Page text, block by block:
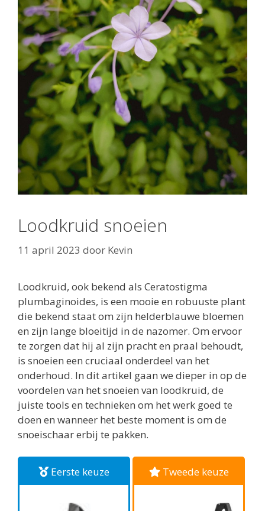
Loodkruid snoeien
11 april 2023 door Kevin
Loodkruid, ook bekend als Ceratostigma
plumbaginoides, is een mooie en robuuste plant
die bekend staat om zijn helderblauwe bloemen
en zijn lange bloeitijd in de nazomer. Om ervoor
te zorgen dat hij al zijn pracht en praal behoudt,
is snoeien een cruciaal onderdeel van het
onderhoud. In dit artikel gaan we dieper in op de
voordelen van het snoeien van loodkruid, de
juiste tools en technieken om het werk goed te
doen en wanneer het beste moment is om de
snoeischaar erbij te pakken.
Eerste keuze Tweede keuze